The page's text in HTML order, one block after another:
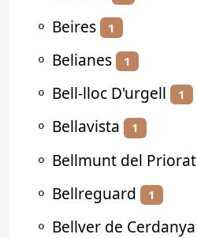
⚬ Beires 1
⚬ Belianes 1
⚬ Bell-lloc D'urgell 1
⚬ Bellavista 1
⚬ Bellmunt del Priorat
⚬ Bellreguard 1
⚬ Bellver de Cerdanya